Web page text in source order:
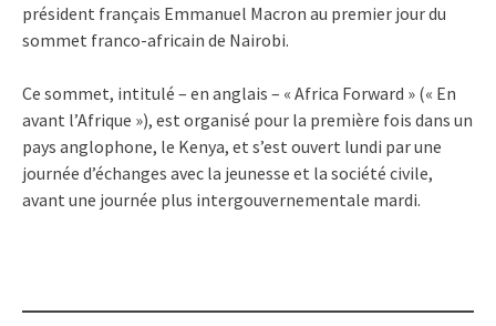
président français Emmanuel Macron au premier jour du
sommet franco-africain de Nairobi.
Ce sommet, intitulé – en anglais – « Africa Forward » (« En
avant l’Afrique »), est organisé pour la première fois dans un
pays anglophone, le Kenya, et s’est ouvert lundi par une
journée d’échanges avec la jeunesse et la société civile,
avant une journée plus intergouvernementale mardi.